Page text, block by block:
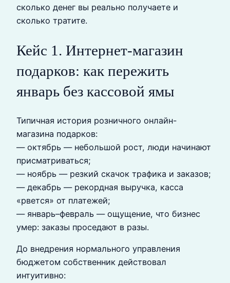
сколько денег вы реально получаете и
сколько тратите.
Кейc 1. Интернет-магазин
подарков: как пережить
январь без кассовой ямы
Типичная история розничного онлайн-
магазина подарков:
— октябрь — небольшой рост, люди начинают
присматриваться;
— ноябрь — резкий скачок трафика и заказов;
— декабрь — рекордная выручка, касса
«рвется» от платежей;
— январь–февраль — ощущение, что бизнес
умер: заказы проседают в разы.
До внедрения нормального управления
бюджетом собственник действовал
интуитивно: